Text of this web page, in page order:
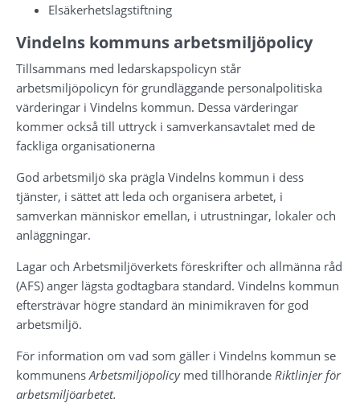
Elsäkerhetslagstiftning
Vindelns kommuns arbetsmiljöpolicy
Tillsammans med ledarskapspolicyn står
arbetsmiljöpolicyn för grundläggande personalpolitiska
värderingar i Vindelns kommun. Dessa värderingar
kommer också till uttryck i samverkansavtalet med de
fackliga organisationerna
God arbetsmiljö ska prägla Vindelns kommun i dess
tjänster, i sättet att leda och organisera arbetet, i
samverkan människor emellan, i utrustningar, lokaler och
anläggningar.
Lagar och Arbetsmiljöverkets föreskrifter och allmänna råd
(AFS) anger lägsta godtagbara standard. Vindelns kommun
eftersträvar högre standard än minimikraven för god
arbetsmiljö.
För information om vad som gäller i Vindelns kommun se
kommunens Arbetsmiljöpolicy med tillhörande Riktlinjer för
arbetsmiljöarbetet.